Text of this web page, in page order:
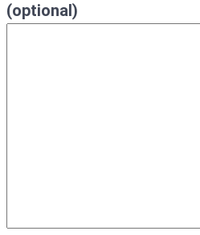
(optional)